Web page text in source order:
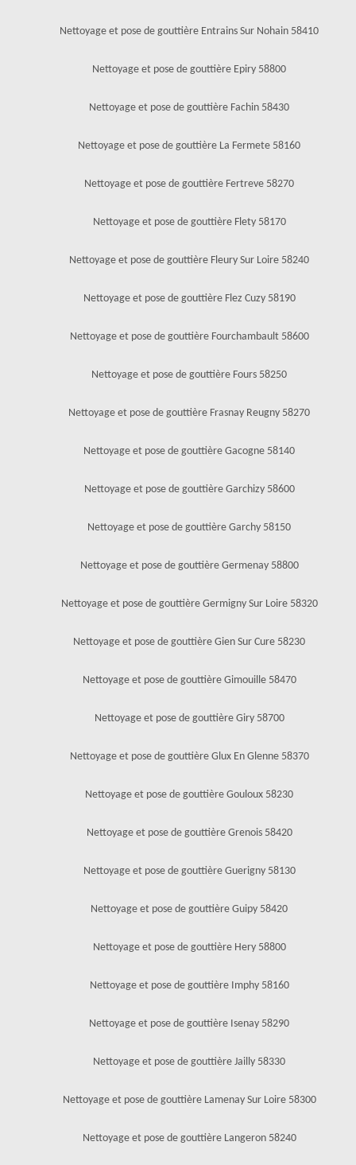
Nettoyage et pose de gouttière Entrains Sur Nohain 58410
Nettoyage et pose de gouttière Epiry 58800
Nettoyage et pose de gouttière Fachin 58430
Nettoyage et pose de gouttière La Fermete 58160
Nettoyage et pose de gouttière Fertreve 58270
Nettoyage et pose de gouttière Flety 58170
Nettoyage et pose de gouttière Fleury Sur Loire 58240
Nettoyage et pose de gouttière Flez Cuzy 58190
Nettoyage et pose de gouttière Fourchambault 58600
Nettoyage et pose de gouttière Fours 58250
Nettoyage et pose de gouttière Frasnay Reugny 58270
Nettoyage et pose de gouttière Gacogne 58140
Nettoyage et pose de gouttière Garchizy 58600
Nettoyage et pose de gouttière Garchy 58150
Nettoyage et pose de gouttière Germenay 58800
Nettoyage et pose de gouttière Germigny Sur Loire 58320
Nettoyage et pose de gouttière Gien Sur Cure 58230
Nettoyage et pose de gouttière Gimouille 58470
Nettoyage et pose de gouttière Giry 58700
Nettoyage et pose de gouttière Glux En Glenne 58370
Nettoyage et pose de gouttière Gouloux 58230
Nettoyage et pose de gouttière Grenois 58420
Nettoyage et pose de gouttière Guerigny 58130
Nettoyage et pose de gouttière Guipy 58420
Nettoyage et pose de gouttière Hery 58800
Nettoyage et pose de gouttière Imphy 58160
Nettoyage et pose de gouttière Isenay 58290
Nettoyage et pose de gouttière Jailly 58330
Nettoyage et pose de gouttière Lamenay Sur Loire 58300
Nettoyage et pose de gouttière Langeron 58240